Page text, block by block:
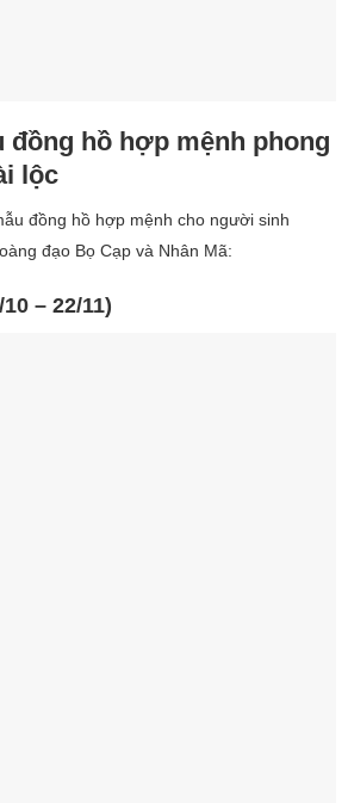
đồng hồ hợp mệnh phong
lộc
đồng hồ hợp mệnh cho người sinh
đạo Bọ Cạp và Nhân Mã:
– 22/11)